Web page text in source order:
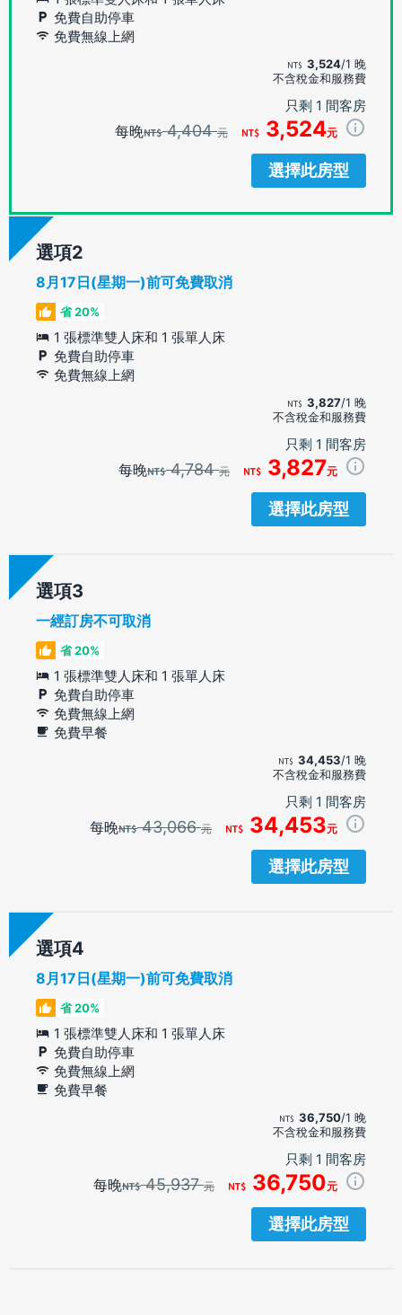
免費自助停車
免費無線上網
3,524/1 晚
不含稅金和服務費
只剩 1 間客房
每晚 4,404元 3,524元
選擇此房型
選項
8月17日(星期一)前可免費取消
省 20%
1 張標準雙人床和 1 張單人床
免費自助停車
免費無線上網
3,827/1 晚
不含稅金和服務費
只剩 1 間客房
每晚 4,784元 3,827元
選擇此房型
選項
一經訂房不可取消
省 20%
1 張標準雙人床和 1 張單人床
免費自助停車
免費無線上網
免費早餐
34,453/1 晚
不含稅金和服務費
只剩 1 間客房
每晚 43,066元 34,453元
選擇此房型
選項
8月17日(星期一)前可免費取消
省 20%
1 張標準雙人床和 1 張單人床
免費自助停車
免費無線上網
免費早餐
36,750/1 晚
不含稅金和服務費
只剩 1 間客房
每晚 45,937元 36,750元
選擇此房型